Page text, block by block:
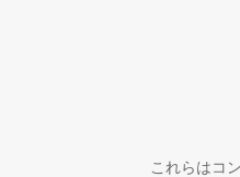
これらはコ